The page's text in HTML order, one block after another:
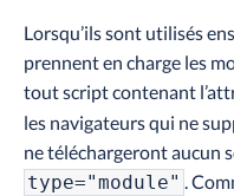
Lorsqu’ils sont utilisés
prennent en charge les
tout script contenant
les navigateurs qui ne
ne téléchargeront aucun
type="module" .